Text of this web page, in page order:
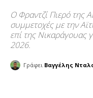
Ο Φραντζί Πιερό της
συμμετοχές με την
επί της Νικαράγουας
2026.
Γράφει Βαγγέλης